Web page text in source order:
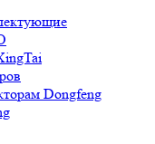
Dongfeng